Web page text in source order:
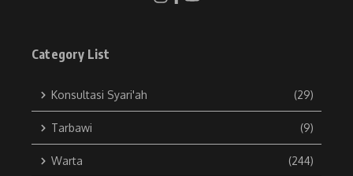
Category List
Konsultasi Syari'ah (29)
Tarbawi (9)
Warta (244)